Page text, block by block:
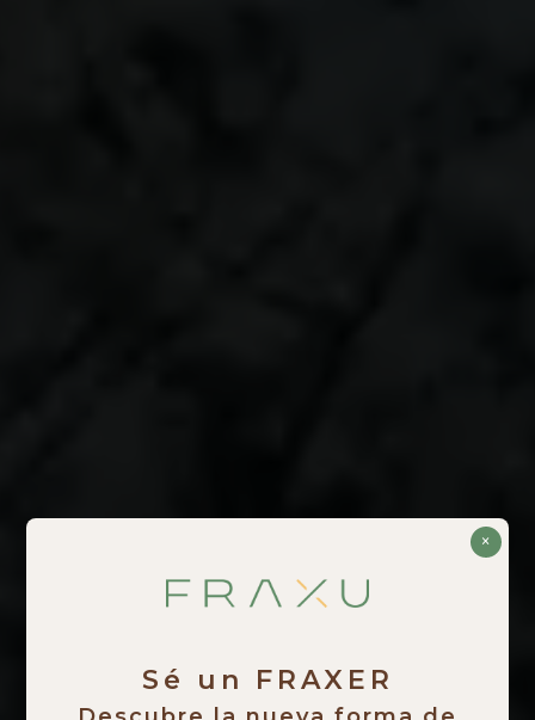
×
Sé un FRAXER